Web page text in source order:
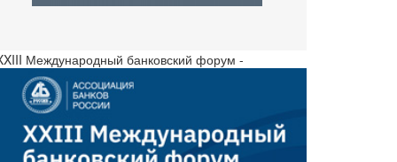
Международный банковский форум -